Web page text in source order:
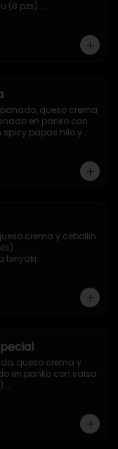
(8 pzs).
queso crema
en panko con
spicy papas hilo y
crema y cebollin
teriyaki.
queso crema y
en panko con salsa